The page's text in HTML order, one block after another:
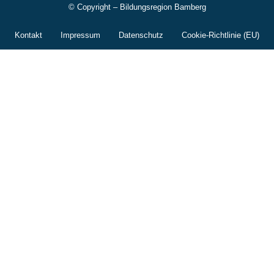
© Copyright – Bildungsregion Bamberg
Kontakt Impressum Datenschutz Cookie-Richtlinie (EU)